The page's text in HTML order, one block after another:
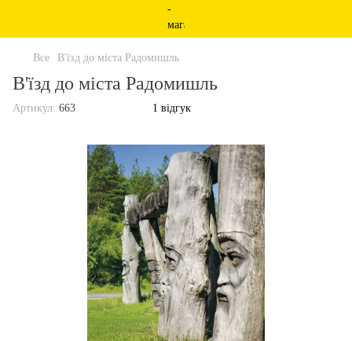
Все В'їзд до міста Радомишль
В'їзд до міста Радомишль
Артикул: 663 1 відгук